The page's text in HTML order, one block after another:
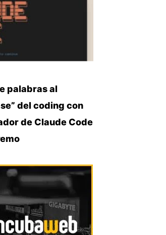
palabras al
del coding con
de Claude Code